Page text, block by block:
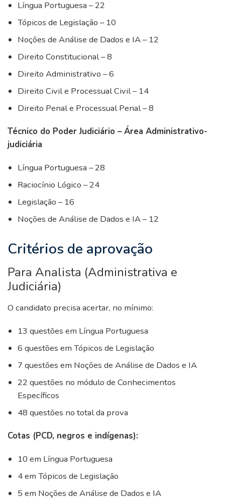
Língua Portuguesa – 22
Tópicos de Legislação – 10
Noções de Análise de Dados e IA – 12
Direito Constitucional – 8
Direito Administrativo – 6
Direito Civil e Processual Civil – 14
Direito Penal e Processual Penal – 8
Técnico do Poder Judiciário – Área Administrativo-
judiciária
Língua Portuguesa – 28
Raciocínio Lógico – 24
Legislação – 16
Noções de Análise de Dados e IA – 12
Critérios de aprovação
Para Analista (Administrativa e
Judiciária)
O candidato precisa acertar, no mínimo:
13 questões em Língua Portuguesa
6 questões em Tópicos de Legislação
7 questões em Noções de Análise de Dados e IA
22 questões no módulo de Conhecimentos
Específicos
48 questões no total da prova
Cotas (PCD, negros e indígenas):
10 em Língua Portuguesa
4 em Tópicos de Legislação
5 em Noções de Análise de Dados e IA